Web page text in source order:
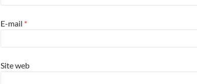
E-mail *
Site web